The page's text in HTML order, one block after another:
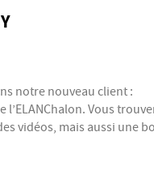
notre nouveau client :
Vous
vidéos, mais aussi une